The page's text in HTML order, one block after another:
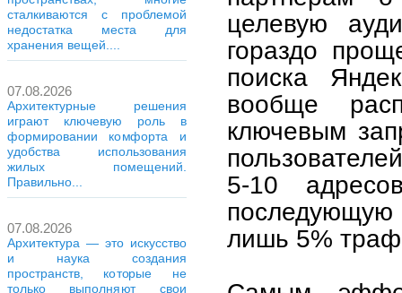
сталкиваются с проблемой
недостатка места для
хранения вещей....
07.08.2026
Архитектурные решения
играют ключевую роль в
формировании комфорта и
удобства использования
жилых помещений.
Правильно...
07.08.2026
Архитектура — это искусство
и наука создания
пространств, которые не
только выполняют свои
целевую
гораздо
поиска
вообще
ключевым
5-10
последующую
лишь 5%